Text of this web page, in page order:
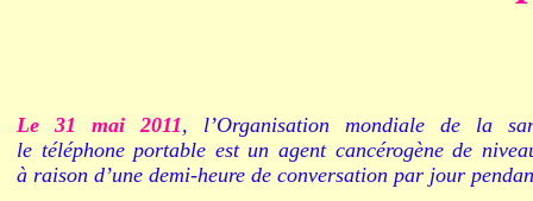
Le 31 mai 2011, l’Organisation mondiale de la
le téléphone portable est un agent cancérogène de
à raison d’une demi-heure de conversation par jour